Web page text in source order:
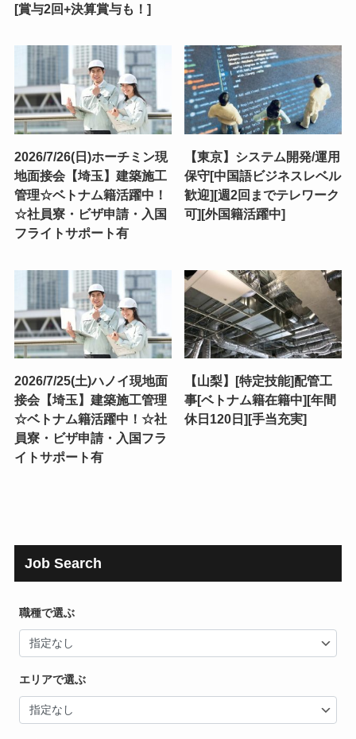
[賞与2回+決算賞与も！]
2026/7/26(日)ホーチミン現
地面接会【埼玉】建築施工
管理☆ベトナム籍活躍中！
☆社員寮・ビザ申請・入国
フライトサポート有
【東京】システム開発/運用
保守[中国語ビジネスレベル
歓迎][週2回までテレワーク
可][外国籍活躍中]
2026/7/25(土)ハノイ現地面
接会【埼玉】建築施工管理
☆ベトナム籍活躍中！☆社
員寮・ビザ申請・入国フラ
イトサポート有
【山梨】[特定技能]配管工
事[ベトナム籍在籍中][年間
休日120日][手当充実]
Job Search
職種で選ぶ
エリアで選ぶ